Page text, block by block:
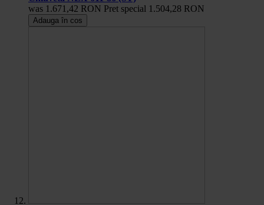
was 1.671,42 RON Pret special 1.504,28 RON
Adauga în cos